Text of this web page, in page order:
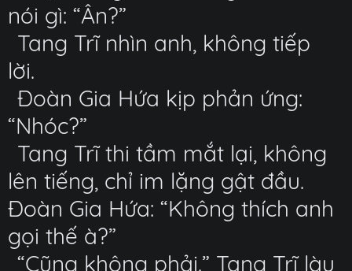
nói gì: “Ân?”
Tang Trĩ nhìn anh, không tiếp
lời.
Đoàn Gia Hứa kịp phản ứng:
“Nhóc?”
Tang Trĩ thi tầm mắt lại, không
lên tiếng, chỉ im lặng gật đầu.
Đoàn Gia Hứa: “Không thích anh
gọi thế à?”
“Cũng không phải.” Tang Trĩ làu